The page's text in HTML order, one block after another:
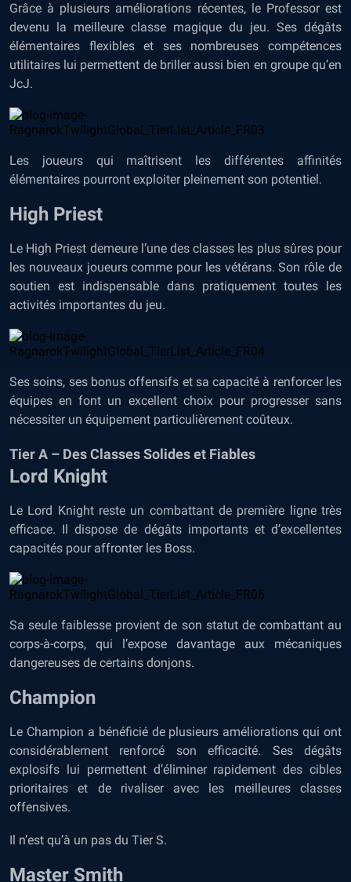
Grâce à plusieurs améliorations récentes, le Professor est
devenu la meilleure classe magique du jeu. Ses dégâts
élémentaires flexibles et ses nombreuses compétences
utilitaires lui permettent de briller aussi bien en groupe qu’en
JcJ.
Les joueurs qui maîtrisent les différentes affinités
élémentaires pourront exploiter pleinement son potentiel.
High Priest
Le High Priest demeure l’une des classes les plus sûres pour
les nouveaux joueurs comme pour les vétérans. Son rôle de
soutien est indispensable dans pratiquement toutes les
activités importantes du jeu.
Ses soins, ses bonus offensifs et sa capacité à renforcer les
équipes en font un excellent choix pour progresser sans
nécessiter un équipement particulièrement coûteux.
Tier A – Des Classes Solides et Fiables
Lord Knight
Le Lord Knight reste un combattant de première ligne très
efficace. Il dispose de dégâts importants et d’excellentes
capacités pour affronter les Boss.
Sa seule faiblesse provient de son statut de combattant au
corps-à-corps, qui l’expose davantage aux mécaniques
dangereuses de certains donjons.
Champion
Le Champion a bénéficié de plusieurs améliorations qui ont
considérablement renforcé son efficacité. Ses dégâts
explosifs lui permettent d’éliminer rapidement des cibles
prioritaires et de rivaliser avec les meilleures classes
offensives.
Il n’est qu’à un pas du Tier S.
Master Smith